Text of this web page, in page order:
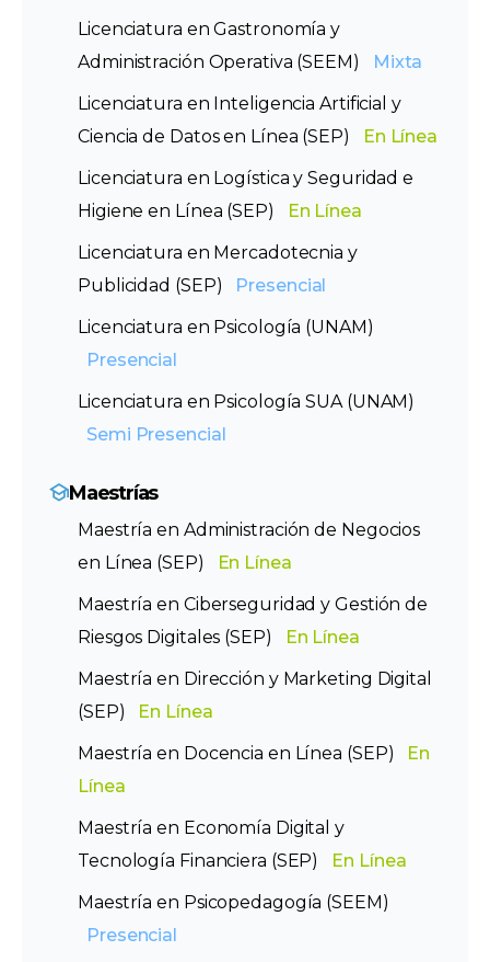
Licenciatura en Gastronomía y
Administración Operativa (SEEM)
Mixta
Licenciatura en Inteligencia Artificial y
Ciencia de Datos en Línea (SEP)
En Línea
Licenciatura en Logística y Seguridad e
Higiene en Línea (SEP)
En Línea
Licenciatura en Mercadotecnia y
Publicidad (SEP)
Presencial
Licenciatura en Psicología (UNAM)
Presencial
Licenciatura en Psicología SUA (UNAM)
Semi Presencial
Maestrías
Maestría en Administración de Negocios
en Línea (SEP)
En Línea
Maestría en Ciberseguridad y Gestión de
Riesgos Digitales (SEP)
En Línea
Maestría en Dirección y Marketing Digital
(SEP)
En Línea
Maestría en Docencia en Línea (SEP)
En
Línea
Maestría en Economía Digital y
Tecnología Financiera (SEP)
En Línea
Maestría en Psicopedagogía (SEEM)
Presencial